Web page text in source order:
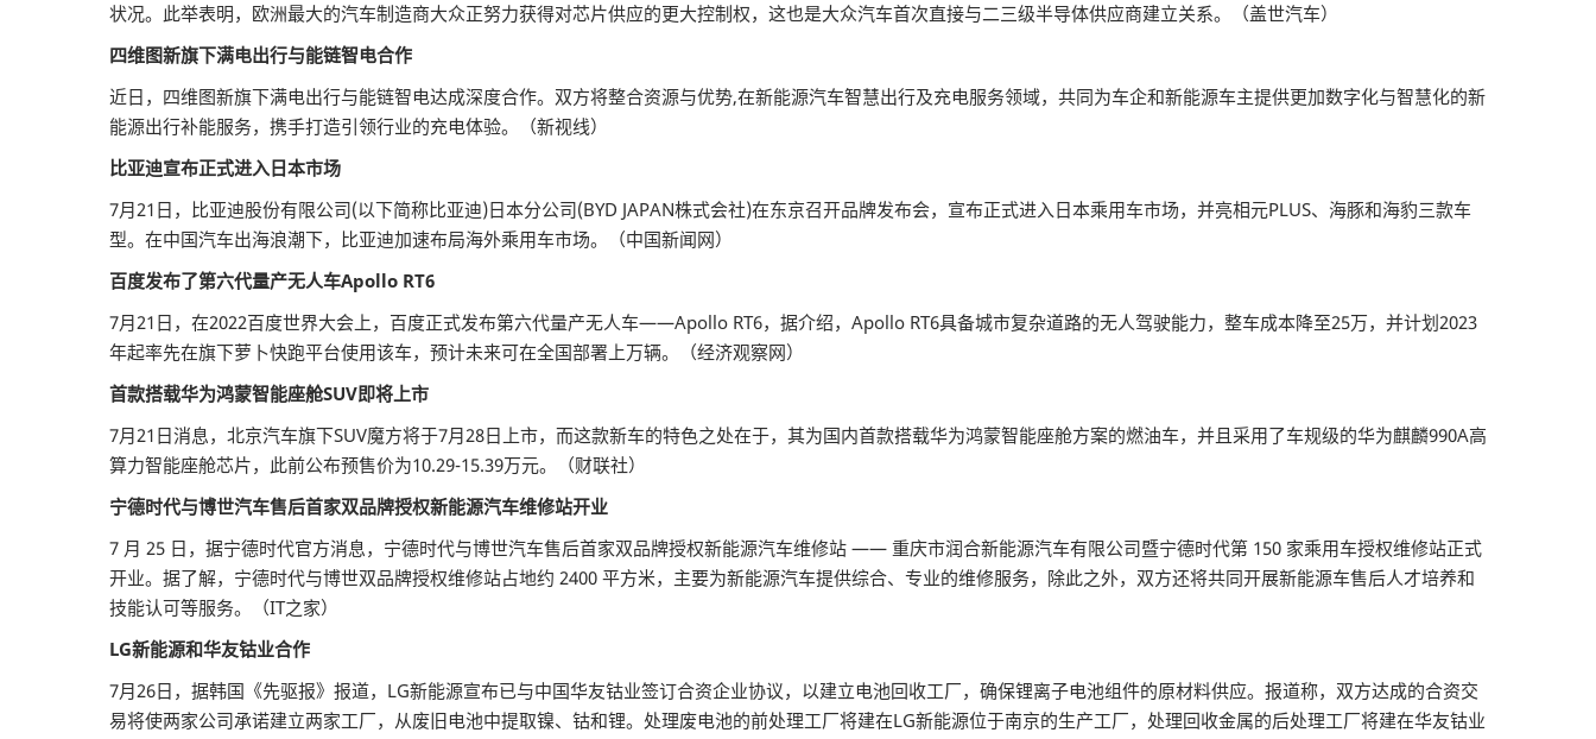
状况。此举表明，欧洲最大的汽车制造商大众正努力获得对芯片供应的更大控制权，这也是大众汽车首次直接与二三级半导体供应商建立关系。（盖世汽车）
四维图新旗下满电出行与能链智电合作
近日，四维图新旗下满电出行与能链智电达成深度合作。双方将整合资源与优势,在新能源汽车智慧出行及充电服务领域，共同为车企和新能源车主提供更加数字化与智慧化的新
能源出行补能服务，携手打造引领行业的充电体验。（新视线）
比亚迪宣布正式进入日本市场
7月21日，比亚迪股份有限公司(以下简称比亚迪)日本分公司(BYD JAPAN株式会社)在东京召开品牌发布会，宣布正式进入日本乘用车市场，并亮相元PLUS、海豚和海豹三款车
型。在中国汽车出海浪潮下，比亚迪加速布局海外乘用车市场。（中国新闻网）
百度发布了第六代量产无人车Apollo RT6
7月21日，在2022百度世界大会上，百度正式发布第六代量产无人车——Apollo RT6，据介绍，Apollo RT6具备城市复杂道路的无人驾驶能力，整车成本降至25万，并计划2023
年起率先在旗下萝卜快跑平台使用该车，预计未来可在全国部署上万辆。（经济观察网）
首款搭载华为鸿蒙智能座舱SUV即将上市
7月21日消息，北京汽车旗下SUV魔方将于7月28日上市，而这款新车的特色之处在于，其为国内首款搭载华为鸿蒙智能座舱方案的燃油车，并且采用了车规级的华为麒麟990A高
算力智能座舱芯片，此前公布预售价为10.29-15.39万元。（财联社）
宁德时代与博世汽车售后首家双品牌授权新能源汽车维修站开业
7 月 25 日，据宁德时代官方消息，宁德时代与博世汽车售后首家双品牌授权新能源汽车维修站 —— 重庆市润合新能源汽车有限公司暨宁德时代第 150 家乘用车授权维修站正式
开业。据了解，宁德时代与博世双品牌授权维修站占地约 2400 平方米，主要为新能源汽车提供综合、专业的维修服务，除此之外，双方还将共同开展新能源车售后人才培养和
技能认可等服务。（IT之家）
LG新能源和华友钴业合作
7月26日，据韩国《先驱报》报道，LG新能源宣布已与中国华友钴业签订合资企业协议，以建立电池回收工厂，确保锂离子电池组件的原材料供应。报道称，双方达成的合资交
易将使两家公司承诺建立两家工厂，从废旧电池中提取镍、钴和锂。处理废电池的前处理工厂将建在LG新能源位于南京的生产工厂，处理回收金属的后处理工厂将建在华友钴业